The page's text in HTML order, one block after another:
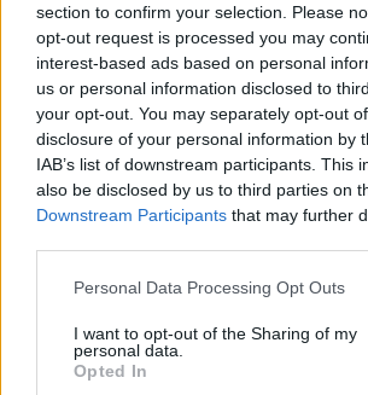
section to confirm your selection. Please
opt-out request is processed you may
interest-based ads based on personal
us or personal information disclosed to
your opt-out. You may separately opt-out
disclosure of your personal information by
IAB’s list of downstream participants. This
also be disclosed by us to third parties on
Downstream Participants that may further
Please note that this website/app uses one
not limited to your visit or usage behaviour.
grant or deny consent to Google and its
use your data for below specified purposes
Personal Data Processing Opt Outs
I want to opt-out of the Sharing of my
personal data.
Opted In
2004:Bernie Ecclestone
következő versenytől,
be az új kvalifikációs
gyorskör helyett két edzés
összesítenék elképzelése
hivatkozik, hogy korábban
csapatok, de aztán többen
magukat.
számít a versenyhétvégék
Nagydíj, amit a Minardi